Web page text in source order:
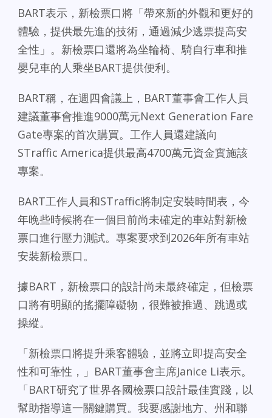
BART表示，新檢票口將「帶來新的外觀和更好的
體驗，提供最先進的技術，通過減少逃票提高安
全性」。新檢票口還將為坐輪椅、騎自行車和推
嬰兒車的人乘坐BART提供便利。
BART稱，在週四會議上，BART董事會工作人員
建議董事會推進9000萬元Next Generation Fare
Gate專案的首次購買。工作人員還建議向
STraffic America提供最高4700萬元資金實施該
專案。
BART工作人員和STraffic將制定安裝時間表，今
年晚些時候將在一個目前尚未確定的車站對新檢
票口進行壓力測試。專案要求到2026年所有車站
安裝新檢票口。
據BART，新檢票口的設計尚未最終確定，但檢票
口將有明顯的搖擺障礙物，很難被推過、跳過或
操縱。
「新檢票口將提升乘客體驗，並將立即提高安全
性和可靠性，」BART董事會主席Janice Li表示。
「BART研究了世界各國檢票口設計最佳實踐，以
幫助指導這一關鍵購買。我要感謝地方、州和聯